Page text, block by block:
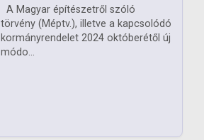
A Magyar építészetről szóló
törvény (Méptv.), illetve a kapcsolódó
kormányrendelet 2024 októberétől új
módo...